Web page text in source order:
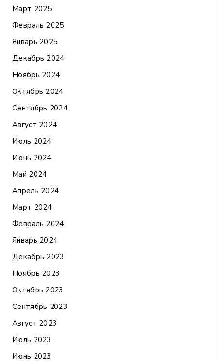
Март 2025
Февраль 2025
Январь 2025
Декабрь 2024
Ноябрь 2024
Октябрь 2024
Сентябрь 2024
Август 2024
Июль 2024
Июнь 2024
Май 2024
Апрель 2024
Март 2024
Февраль 2024
Январь 2024
Декабрь 2023
Ноябрь 2023
Октябрь 2023
Сентябрь 2023
Август 2023
Июль 2023
Июнь 2023